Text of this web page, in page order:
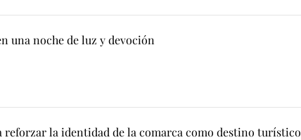
una noche de luz y devoción
reforzar la identidad de la comarca como destino turístico